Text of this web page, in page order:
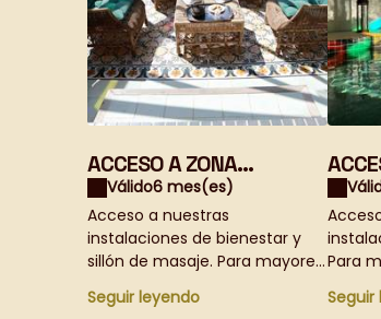
ACCESO A ZONA
WELLNESS + SILLÓN DE
MASAJES
Válido6 mes(es)
Acceso a nuestras
instalaciones de bienestar y
sillón de masaje. Para mayores
Una experiencia de relajación
Seguir leyendo
Para
Seguir